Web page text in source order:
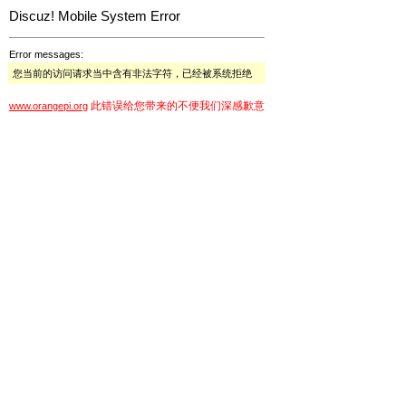
Discuz! Mobile System Error
Error messages:
您当前的访问请求当中含有非法字符，已经被系统拒绝
www.orangepi.org 此错误给您带来的不便我们深感歉意